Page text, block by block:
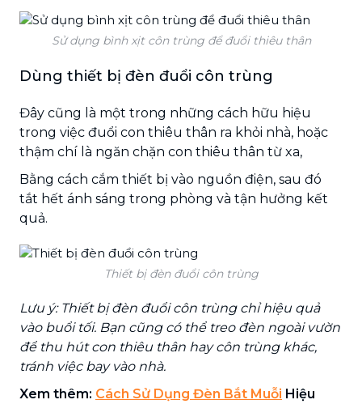
Sử dụng bình xịt côn trùng để đuổi thiêu thân
Dùng thiết bị đèn đuổi côn trùng
Đây cũng là một trong những cách hữu hiệu
trong việc đuổi con thiêu thân ra khỏi nhà, hoặc
thậm chí là ngăn chặn con thiêu thân từ xa,
Bằng cách cắm thiết bị vào nguồn điện, sau đó
tắt hết ánh sáng trong phòng và tận hưởng kết
quả.
Thiết bị đèn đuổi côn trùng
Lưu ý: Thiết bị đèn đuổi côn trùng chỉ hiệu quả
vào buổi tối. Bạn cũng có thể treo đèn ngoài vườn
để thu hút con thiêu thân hay côn trùng khác,
tránh việc bay vào nhà.
Xem thêm: Cách Sử Dụng Đèn Bắt Muỗi Hiệu